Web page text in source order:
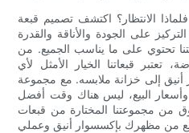
فلماذا الانتظار؟ اكتشف تصميم قبعة snapback المفضلة لديك اليوم
على الجودة والأناقة والقدرة
تحتوي على ما يناسب الجميع. من
قبعاتنا الخيار الأمثل لأي
إلى خزانة ملابسه. مع مجموعة
البيع، ليس هناك وقت أفضل
من مجموعتنا المختارة من قبعات